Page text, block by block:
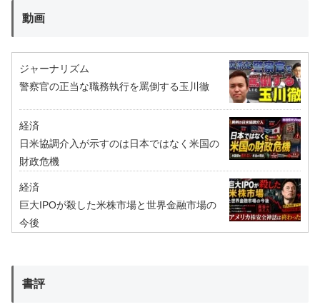
動画
ジャーナリズム
警察官の正当な職務執行を罵倒する玉川徹
経済
日米協調介入が示すのは日本ではなく米国の
財政危機
経済
巨大IPOが殺した米株市場と世界金融市場の
今後
書評